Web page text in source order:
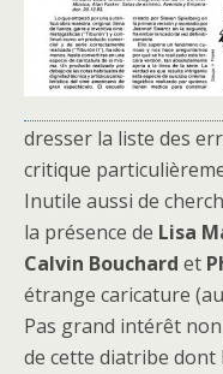
dresser la liste des
critique
Inutile aussi de
la présence de Lisa
Calvin Bouchard et
étrange caricature
Pas grand intérêt
de cette diatribe dont